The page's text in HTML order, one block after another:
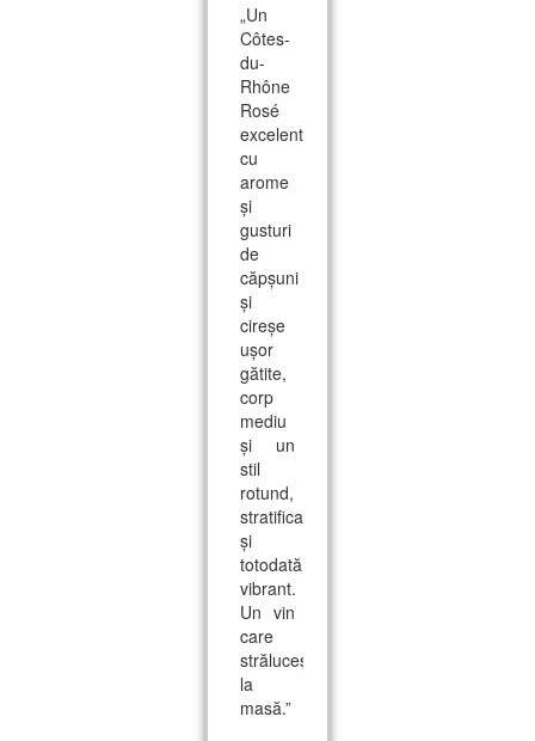
„Un
Côtes-
du-
Rhône
Rosé
excelent,
cu
arome
și
gusturi
de
căpșuni
și
cireșe
ușor
gătite,
corp
mediu
și un
stil
rotund,
stratificat
și
totodată
vibrant.
Un vin
care
strălucește
la
masă.”